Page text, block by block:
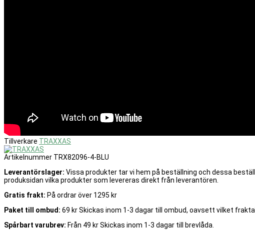
Tillverkare TRAXXAS
Artikelnummer TRX82096-4-BLU
Leverantörslager: Vissa produkter tar vi hem på beställning och dessa
produksidan vilka produkter som levereras direkt från leverantören.
Gratis frakt: På ordrar över 1295 kr
Paket till ombud: 69 kr Skickas inom 1-3 dagar till ombud, oavsett vilket
Spårbart varubrev: Från 49 kr Skickas inom 1-3 dagar till brevlåda.